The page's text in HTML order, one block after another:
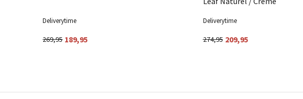
Deliverytime
269,95 189,95
Deliverytime
274,95 209,95